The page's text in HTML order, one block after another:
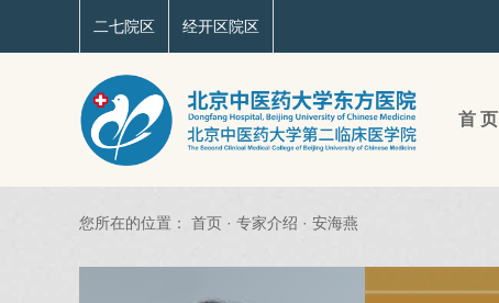
二七院区 经开区院区
首 页
您所在的位置： 首页 · 专家介绍 · 安海燕